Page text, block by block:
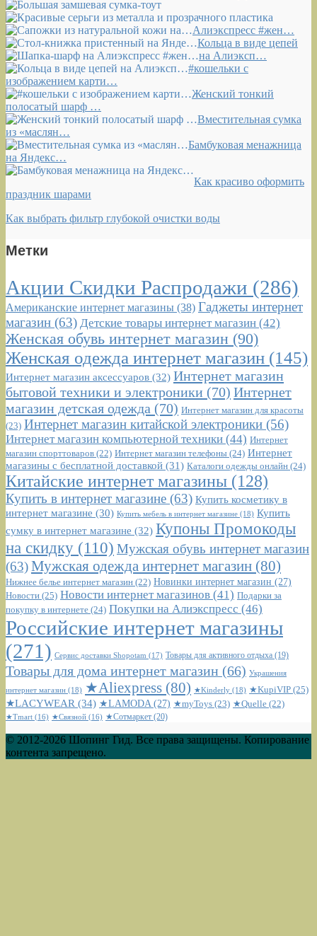
Алиэкспресс #жен…
Кольца в виде цепей
на Алиэксп…
#кошельки с
изображением карти…
Женский тонкий
полосатый шарф …
Вместительная сумка
из «маслян…
Бамбуковая менажница
на Яндекс…
Как красиво оформить
праздник шарами
Как выбрать фильтр глубокой очистки воды
Метки
Акции Скидки Распродажи (286)
Американские интернет магазины (38) Гаджеты интернет
магазин (63) Детские товары интернет магазин (42)
Женская обувь интернет магазин (90)
Женская одежда интернет магазин (145)
Интернет магазин аксессуаров (32) Интернет магазин
бытовой техники и электроники (70) Интернет
магазин детская одежда (70) Интернет магазин для красоты
(23) Интернет магазин китайской электроники (56)
Интернет магазин компьютерной техники (44) Интернет
магазин спорттоваров (22) Интернет магазин телефоны (24) Интернет
магазины с бесплатной доставкой (31) Каталоги одежды онлайн (24)
Китайские интернет магазины (128)
Купить в интернет магазине (63) Купить косметику в
интернет магазине (30) Купить мебель в интернет магазине (18) Купить
сумку в интернет магазине (32) Купоны Промокоды
на скидку (110) Мужская обувь интернет магазин
(63)Мужская одежда интернет магазин (80)
Нижнее белье интернет магазин (22) Новинки интернет магазин (27)
Новости (25) Новости интернет магазинов (41) Подарки за
покупку в интернете (24) Покупки на Алиэкспресс (46)
Российские интернет магазины
(271) Сервис доставки Shopotam (17) Товары для активного отдыха (19)
Товары для дома интернет магазин (66) Украшения
интернет магазин (18) ★Aliexpress (80) ★Kinderly (18) ★KupiVIP (25)
★LACYWEAR (34) ★LAMODA(27) ★myToys (23) ★Quelle (22)
★Tmart (16) ★Связной (16) ★Сотмаркет (20)
© 2012-2026 Шопинг Гид. Все права защищены. Копирование
контента запрещено.